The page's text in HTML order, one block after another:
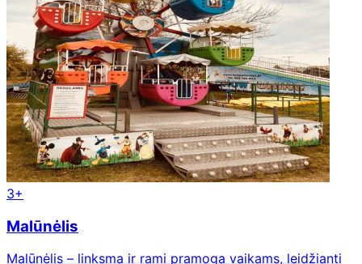
3+
Malūnėlis
Malūnėlis – linksma ir rami pramoga vaikams, leidžianti